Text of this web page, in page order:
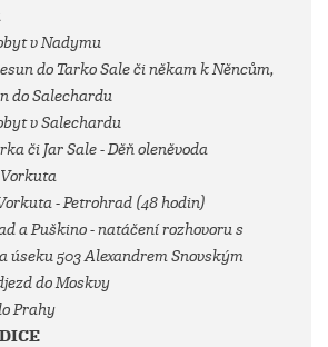
v Nadymu
do Tarko Sale či někam k Něncům,
do Salechardu
v Salechardu
či Jar Sale - Děň oleněvoda
- Petrohrad (48 hodin)
a Puškino - natáčení rozhovoru s
úseku 503 Alexandrem Snovským
do Moskvy
Prahy